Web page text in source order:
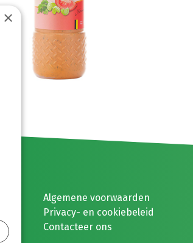
Algemene voorwaarden
Privacy- en cookiebeleid
Contacteer ons
×